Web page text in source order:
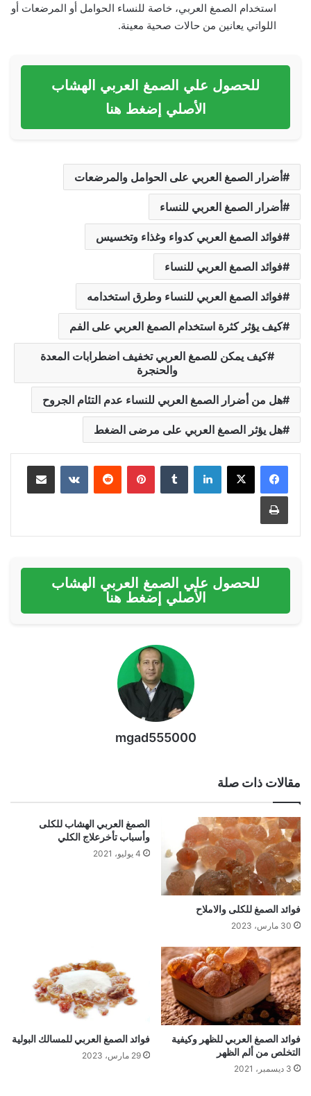
استخدام الصمغ العربي، خاصة للنساء الحوامل أو المرضعات أو
اللواتي يعانين من حالات صحية معينة.
للحصول علي الصمغ العربي الهشاب
الأصلي إضغط هنا
أضرار الصمغ العربي على الحوامل والمرضعات
أضرار الصمغ العربي للنساء
فوائد الصمغ العربي كدواء وغذاء وتخسيس
فوائد الصمغ العربي للنساء
فوائد الصمغ العربي للنساء وطرق استخدامه
كيف يؤثر كثرة استخدام الصمغ العربي على الفم
كيف يمكن للصمغ العربي تخفيف اضطرابات المعدة
والحنجرة
هل من أضرار الصمغ العربي للنساء عدم التئام الجروح
هل يؤثر الصمغ العربي على مرضى الضغط
لينكدإن بينتيريست مشاركة عبر البريد
طباعة
للحصول علي الصمغ العربي الهشاب
الأصلي إضغط هنا
mgad555000
مقالات ذات صلة
فوائد الصمغ للكلى والاملاح
30 مارس، 2023
الصمغ العربي الهشاب للكلى
وأسباب تأخرعلاج الكلي
4 يوليو، 2021
فوائد الصمغ العربي للظهر وكيفية
التخلص من ألم الظهر
3 ديسمبر، 2021
فوائد الصمغ العربي للمسالك البولية
29 مارس، 2023